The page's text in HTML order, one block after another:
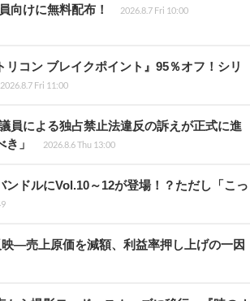
向けに無料配布！
2026.8.7 Fri 10:00
コン ブレイクポイント』95％オフ！シリ
2026.8.7 Fri 11:00
員による独占禁止法違反の訴えが正式に進
」
2026.8.6 Thu 13:00
ドルにVol.10～12が登場！？ただし「こっ
―売上原価を減額、利益率押し上げの一因